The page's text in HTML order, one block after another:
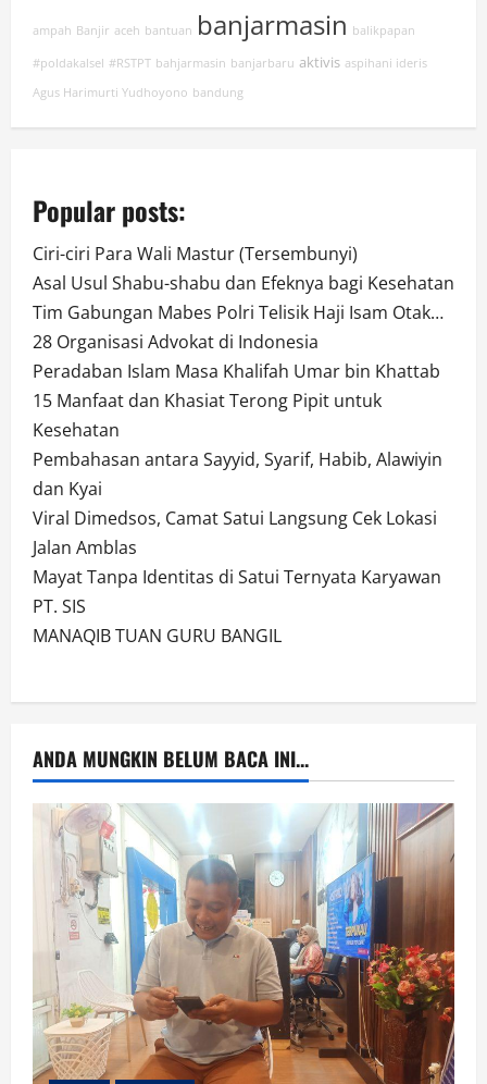
ampah Banjir aceh bantuan banjarmasin balikpapan
#poldakalsel #RSTPT bahjarmasin banjarbaru aktivis aspihani ideris
Agus Harimurti Yudhoyono bandung
Popular posts:
Ciri-ciri Para Wali Mastur (Tersembunyi)
Asal Usul Shabu-shabu dan Efeknya bagi Kesehatan
Tim Gabungan Mabes Polri Telisik Haji Isam Otak…
28 Organisasi Advokat di Indonesia
Peradaban Islam Masa Khalifah Umar bin Khattab
15 Manfaat dan Khasiat Terong Pipit untuk
Kesehatan
Pembahasan antara Sayyid, Syarif, Habib, Alawiyin
dan Kyai
Viral Dimedsos, Camat Satui Langsung Cek Lokasi
Jalan Amblas
Mayat Tanpa Identitas di Satui Ternyata Karyawan
PT. SIS
MANAQIB TUAN GURU BANGIL
ANDA MUNGKIN BELUM BACA INI...